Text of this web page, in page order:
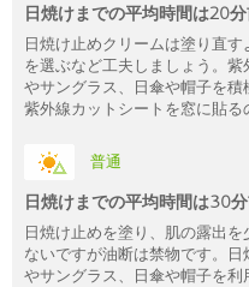
日焼けまでの平均時間は20分
日焼け止めクリームは塗り直
を選ぶなど工夫しましょう。
やサングラス、日傘や帽子を
紫外線カットシートを窓に貼る
普通
日焼けまでの平均時間は30分
日焼け止めを塗り、肌の露出
ないですが油断は禁物です。
やサングラス、日傘や帽子を利